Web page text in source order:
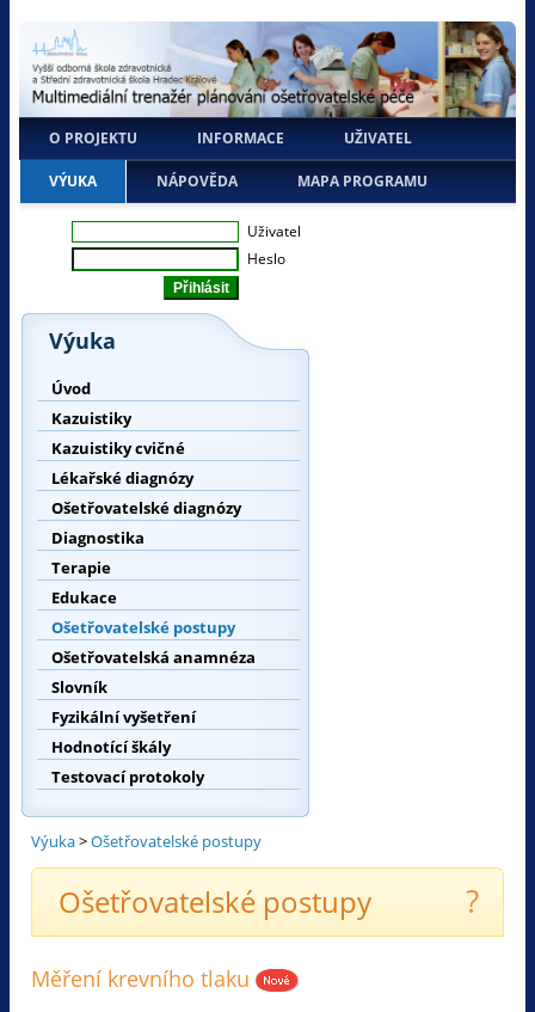
O PROJEKTU INFORMACE UŽIVATEL
VÝUKA NÁPOVĚDA MAPA PROGRAMU
Uživatel
Heslo
Výuka
Úvod
Kazuistiky
Kazuistiky cvičné
Lékařské diagnózy
Ošetřovatelské diagnózy
Diagnostika
Terapie
Edukace
Ošetřovatelské postupy
Ošetřovatelská anamnéza
Slovník
Fyzikální vyšetření
Hodnotící škály
Testovací protokoly
Výuka>Ošetřovatelské postupy
Ošetřovatelské postupy ?
Měření krevního tlaku